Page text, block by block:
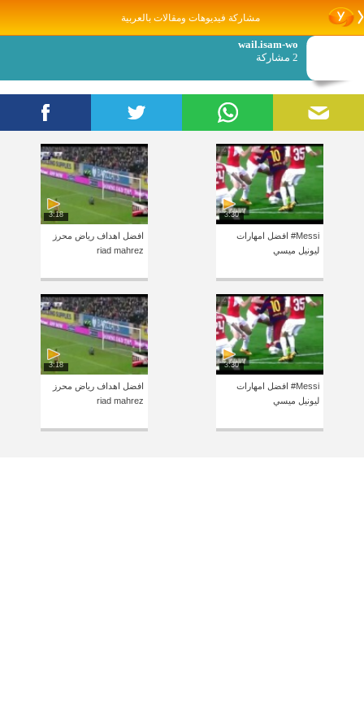
مشاركة فيديوهات ومقالات بالعربية
wail.isam-wo
2 مشاركة
3:30
Messi# افضل امهارات
ليونيل ميسي
3:18
افضل اهداف رياض محرز
riad mahrez
3:30
Messi# افضل امهارات
ليونيل ميسي
3:18
افضل اهداف رياض محرز
riad mahrez